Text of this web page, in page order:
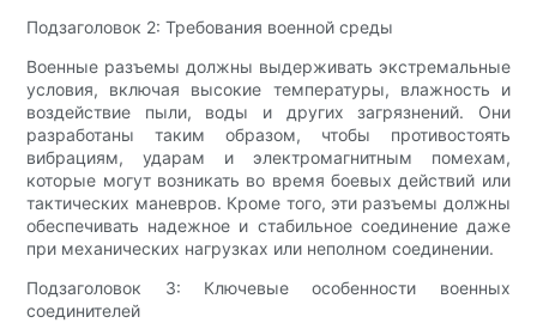
Подзаголовок 2: Требования военной среды
Военные разъемы должны выдерживать экстремальные
условия, включая высокие температуры, влажность и
воздействие пыли, воды и других загрязнений. Они
разработаны таким образом, чтобы противостоять
вибрациям, ударам и электромагнитным помехам,
которые могут возникать во время боевых действий или
тактических маневров. Кроме того, эти разъемы должны
обеспечивать надежное и стабильное соединение даже
при механических нагрузках или неполном соединении.
Подзаголовок 3: Ключевые особенности военных
соединителей